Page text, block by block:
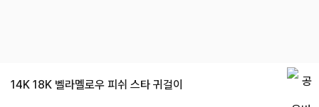
14K 18K 벨라멜로우 피쉬 스타 귀걸이